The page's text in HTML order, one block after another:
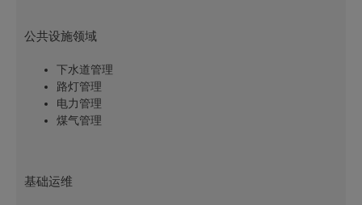
公共设施领域
下水道管理
路灯管理
电力管理
煤气管理
基础运维